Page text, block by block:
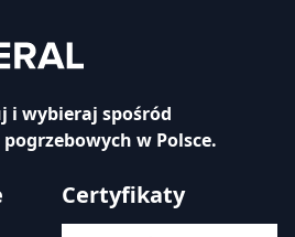
i wybieraj spośród
w Polsce.
Certyfikaty